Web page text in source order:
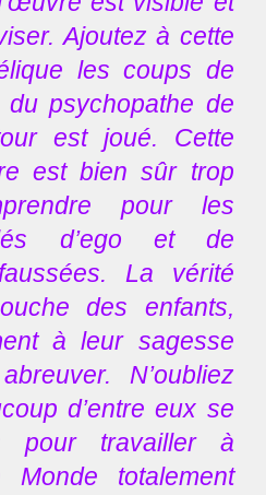
Ajoutez à cette
les coups de
psychopathe de
est joué. Cette
est bien sûr trop
pour les
d’ego et de
La vérité
des enfants,
à leur sagesse
N’oubliez
d’entre eux se
pour travailler à
Monde totalement